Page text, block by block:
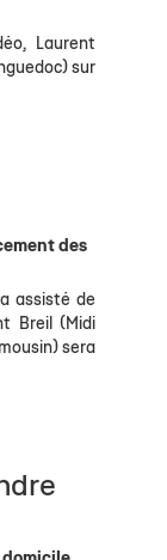
Laurent
sur
des
assisté de
Breil (Midi
sera